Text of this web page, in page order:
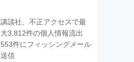
講談社、不正アクセスで最
大3,812件の個人情報流出
553件にフィッシングメール
送信